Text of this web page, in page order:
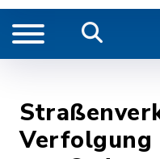
Verfolgung